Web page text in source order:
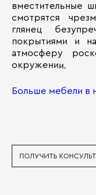
вместительные
смотрятся
глянец
покрытиями и
атмосферу
окружении.
Больше мебели в
ПОЛУЧИТЬ